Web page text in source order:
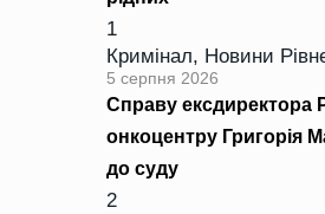
1
Кримінал, Новини
5 серпня 2026
Справу ексдиректора
онкоцентру Григорія
до суду
2